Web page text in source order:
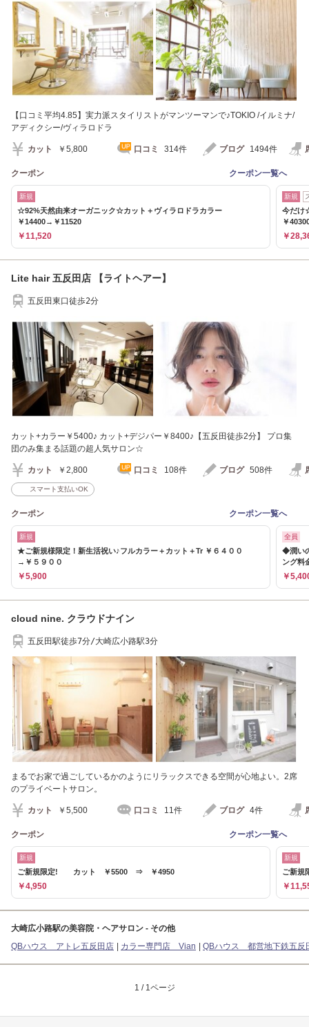
【口コミ平均4.85】実力派スタイリストがマンツーマンで♪TOKIO /イルミナ/
アディクシー/ヴィラロドラ
カット ￥5,800 口コミ 314件 ブログ 1494件
クーポン クーポン一覧へ
新規
☆92%天然由来オーガニック☆カット＋ヴィラロドラカラー
￥14400→￥11520
￥11,520
新規
今だけ
￥
￥
Lite hair 五反田店 【ライトヘアー】
五反田東口徒歩2分
カット+カラー￥5400♪ カット+デジパー￥8400♪【五反田徒歩2分】 プロ集
団のみ集まる話題の超人気サロン☆
カット ￥2,800 口コミ 108件 ブログ 508件
スマート支払いOK
クーポン クーポン一覧へ
新規
★ご新規様限定！新生活祝い♪フルカラー＋カット＋Tr ￥６４００
→￥５９００
￥5,900
全員
◆潤い
ング料
￥
cloud nine. クラウドナイン
五反田駅徒歩7分/大崎広小路駅3分
まるでお家で過ごしているかのようにリラックスできる空間が心地よい。2席
のプライベートサロン。
カット ￥5,500 口コミ 11件 ブログ 4件
クーポン クーポン一覧へ
新規
ご新規限定! カット ￥5500 ⇒ ￥4950
￥4,950
新規
ご新規
￥
大崎広小路駅の美容院・ヘアサロン - その他
QBハウス アトレ五反田店
カラー専門店 Vian QBハウス 都営地下鉄五反
1 / 1ページ